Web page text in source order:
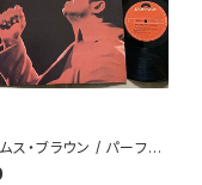
ス・ブラウン / パーフェ
クション